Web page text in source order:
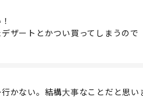
ザートとかつい買ってしまうので
かない。結構大事なことだと思い